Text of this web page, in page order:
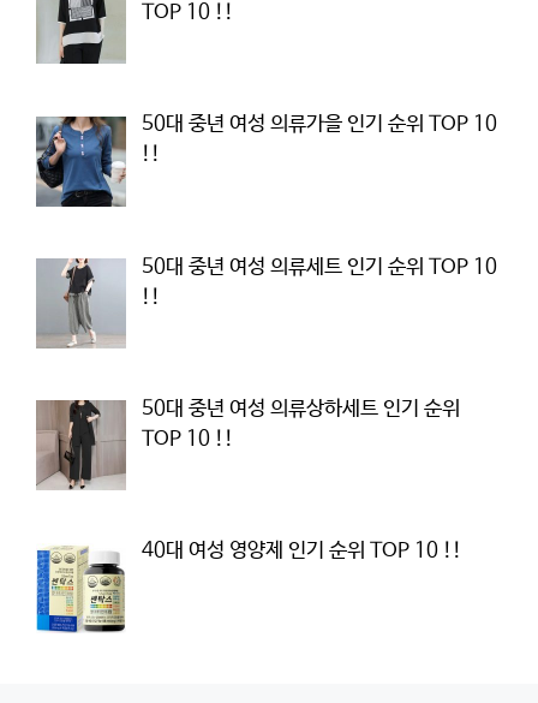
TOP 10 !!
50대 중년 여성 의류가을 인기 순위 TOP 10
!!
50대 중년 여성 의류세트 인기 순위 TOP 10
!!
50대 중년 여성 의류상하세트 인기 순위
TOP 10 !!
40대 여성 영양제 인기 순위 TOP 10 !!